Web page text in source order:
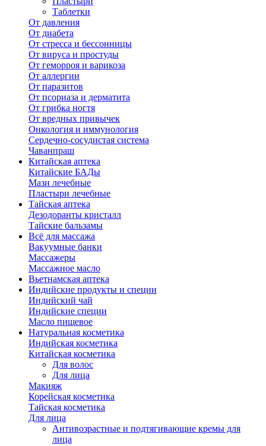
Таблетки
От давления
От диабета
От стресса и бессонницы
От вируса и простуды
От геморроя и варикоза
От аллергии
От паразитов
От псориаза и дерматита
От грибка ногтя
От вредных привычек
Онкология и иммунология
Сердечно-сосудистая система
Чаванпраш
Китайская аптека
Китайские БАДы
Мази лечебные
Пластыри лечебные
Тайская аптека
Дезодоранты кристалл
Тайские бальзамы
Всё для массажа
Вакуумные банки
Массажеры
Массажное масло
Вьетнамская аптека
Индийские продукты и специи
Индийский чай
Индийские специи
Масло пищевое
Натуральная косметика
Индийская косметика
Китайская косметика
Для волос
Для лица
Макияж
Корейская косметика
Тайская косметика
Для лица
Антивозрастные и подтягивающие кремы для
лица